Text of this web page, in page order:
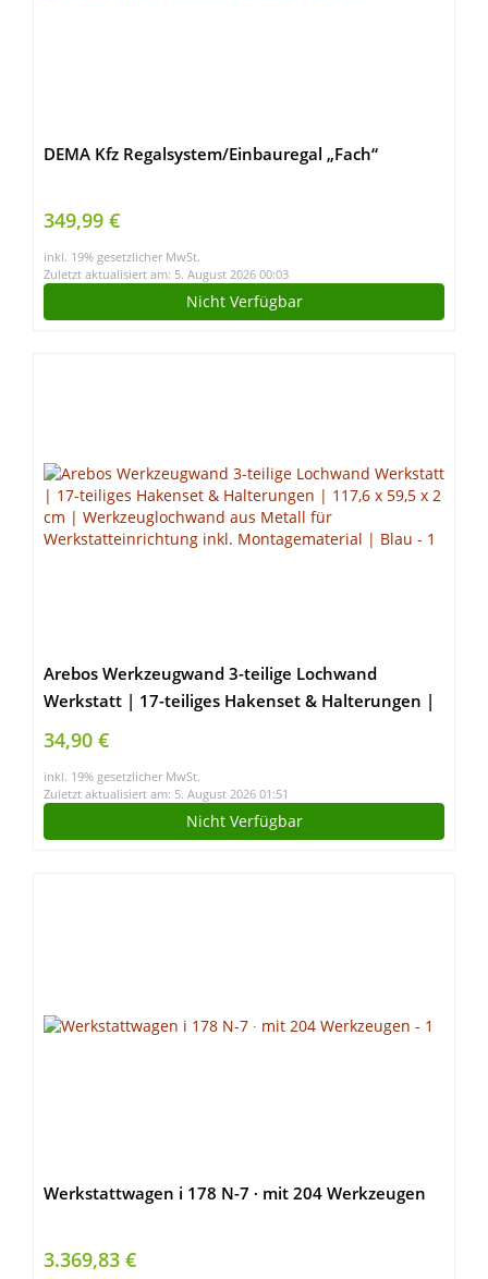
DEMA Kfz Regalsystem/Einbauregal „Fach“
349,99 €
inkl. 19% gesetzlicher MwSt.
Zuletzt aktualisiert am: 5. August 2026 00:03
Nicht Verfügbar
Arebos Werkzeugwand 3-teilige Lochwand
Werkstatt | 17-teiliges Hakenset & Halterungen |
117,6 x 59,5 x 2 cm | Werkzeuglochwand aus
Metall für Werkstatteinrichtung inkl.
Montagematerial | Blau
34,90 €
inkl. 19% gesetzlicher MwSt.
Zuletzt aktualisiert am: 5. August 2026 01:51
Nicht Verfügbar
Werkstattwagen i 178 N-7 ∙ mit 204 Werkzeugen
3.369,83 €